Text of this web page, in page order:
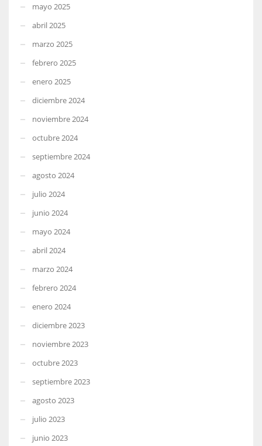
mayo 2025
abril 2025
marzo 2025
febrero 2025
enero 2025
diciembre 2024
noviembre 2024
octubre 2024
septiembre 2024
agosto 2024
julio 2024
junio 2024
mayo 2024
abril 2024
marzo 2024
febrero 2024
enero 2024
diciembre 2023
noviembre 2023
octubre 2023
septiembre 2023
agosto 2023
julio 2023
junio 2023